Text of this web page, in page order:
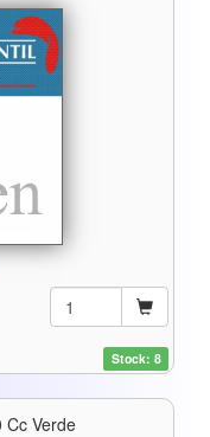
Stock: 8
Cc Verde